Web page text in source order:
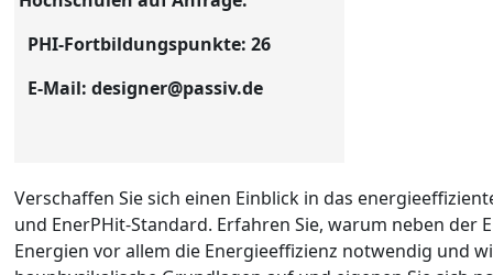
PHI-Fortbildungspunkte: 26
E-Mail: designer@passiv.de
Ver­schaf­fen Sie sich einen Einblick in das
und EnerPHit-Stan­dard. Erfahren Sie, warum neben der
Energien vor allem die Energieeffizienz notwendig und